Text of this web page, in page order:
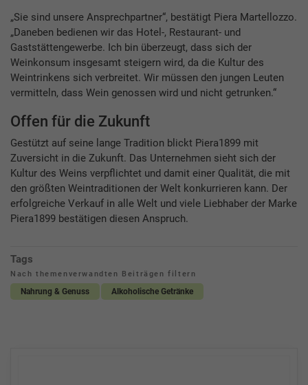
„Sie sind unsere Ansprechpartner“, bestätigt Piera Martellozzo.
„Daneben bedienen wir das Hotel-, Restaurant- und
Gaststättengewerbe. Ich bin überzeugt, dass sich der
Weinkonsum insgesamt steigern wird, da die Kultur des
Weintrinkens sich verbreitet. Wir müssen den jungen Leuten
vermitteln, dass Wein genossen wird und nicht getrunken.“
Offen für die Zukunft
Gestützt auf seine lange Tradition blickt Piera1899 mit
Zuversicht in die Zukunft. Das Unternehmen sieht sich der
Kultur des Weins verpflichtet und damit einer Qualität, die mit
den größten Weintraditionen der Welt konkurrieren kann. Der
erfolgreiche Verkauf in alle Welt und viele Liebhaber der Marke
Piera1899 bestätigen diesen Anspruch.
Tags
Nach themenverwandten Beiträgen filtern
Nahrung & Genuss Alkoholische Getränke